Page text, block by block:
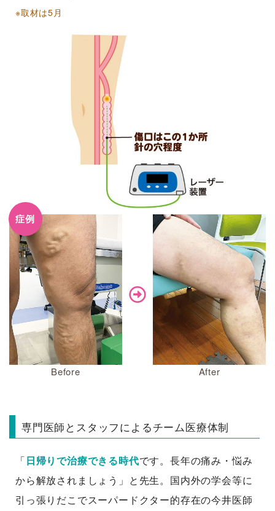
※取材は5月
症例
Before After
専門医師とスタッフによるチーム医療体制
「日帰りで治療できる時代です。長年の痛み・悩み
から解放されましょう」と先生。国内外の学会等に
引っ張りだこでスーパードクター的存在の今井医師